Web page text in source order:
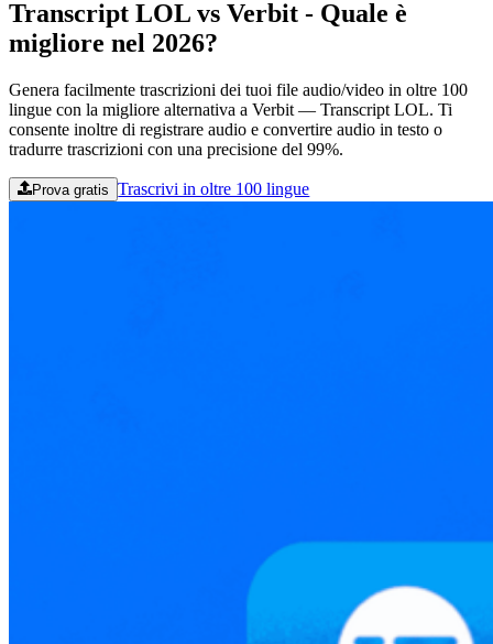
Transcript LOL vs Verbit - Quale è
migliore nel 2026?
Genera facilmente trascrizioni dei tuoi file audio/video in oltre 100
lingue con la migliore alternativa a Verbit — Transcript LOL. Ti
consente inoltre di registrare audio e convertire audio in testo o
tradurre trascrizioni con una precisione del 99%.
Prova gratis Trascrivi in oltre 100 lingue